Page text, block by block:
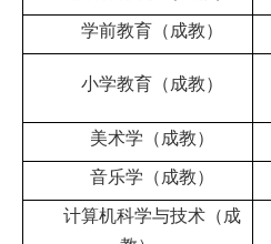
学前教育（成教）
小学教育（成教）
美术学（成教）
音乐学（成教）
计算机科学与技术（成